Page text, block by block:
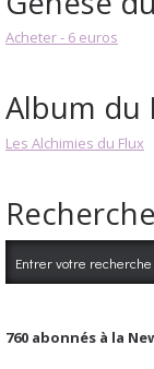
Acheter - 6 euros
Album du
Les Alchimies du Flux
760 abonnés à la